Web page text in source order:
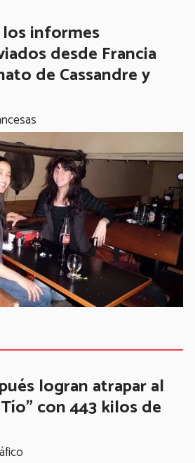
los informes
desde Francia
de Cassandre y
logran atrapar al
con 443 kilos de